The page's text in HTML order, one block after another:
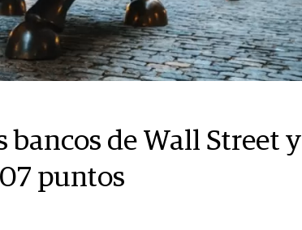
bancos de Wall Street y
puntos